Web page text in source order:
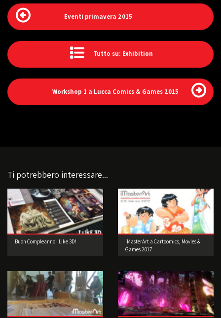
Eventi primavera 2015
Tutto su: Exhibition
Workshop 1 a Lucca Comics & Games 2015
Ti potrebbero interessare...
Buon Compleanno I Like 3D!
iMasterArt a Cartoomics, Movies &
Games 2017